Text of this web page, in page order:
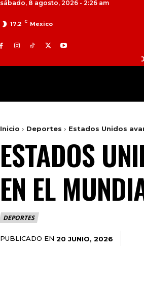
sábado, 8 agosto, 2026 - 2:26 am
17.2 C Mexico
TOLUCA 98.9 FM | ATLACOMULCO 104.7
Inicio Deportes Estados Unidos
ESTADOS
EN EL
DEPORTES
PUBLICADO EN 20 JUNIO, 2026